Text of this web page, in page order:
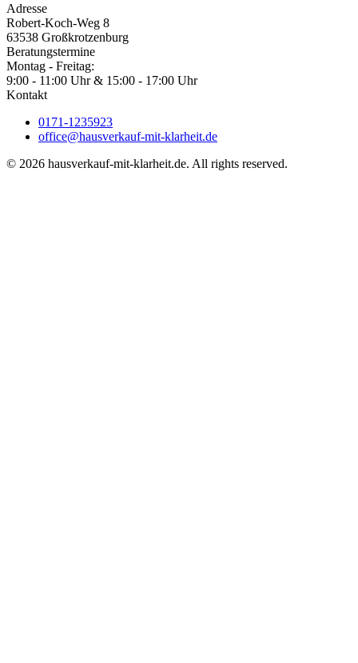
Adresse
Robert-Koch-Weg 8
63538 Großkrotzenburg
Beratungstermine
Montag - Freitag:
9:00 - 11:00 Uhr & 15:00 - 17:00 Uhr
Kontakt
0171-1235923
office@hausverkauf-mit-klarheit.de
© 2026 hausverkauf-mit-klarheit.de. All rights reserved.